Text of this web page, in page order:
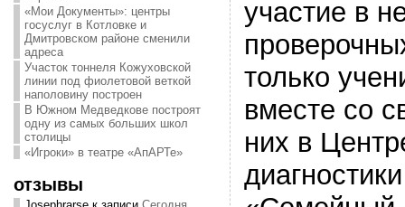
«Мои Документы»: центры
госуслуг в Котловке и
Дмитровском районе сменили
адреса
Участок тоннеля Кожуховской
линии под фиолетовой веткой
наполовину построен
В Южном Медведкове построят
одну из самых больших школ
столицы
«Игроки» в театре «АпАРТе»
отзывы
участие в
только
вместе со
них в